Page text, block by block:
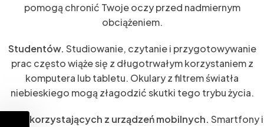
pomogą chronić Twoje oczy przed nadmiernym
obciążeniem.
Studentów. Studiowanie, czytanie i przygotowywanie
prac często wiąże się z długotrwałym korzystaniem z
komputera lub tabletu. Okulary z filtrem światła
niebieskiego mogą złagodzić skutki tego trybu życia.
Osób korzystających z urządzeń mobilnych. Smartfony i